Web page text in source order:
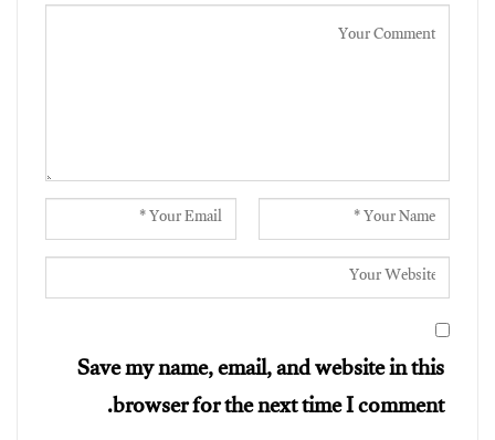
Save my name, email, and website in this
browser for the next time I comment.